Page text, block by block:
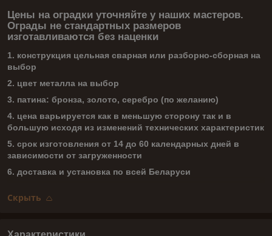
Цены на оградки уточняйте у наших мастеров.
Ограды не стандартных размеров
изготавливаются без наценки
1. конструкция цельная сварная или разборно-сборная на
выбор
2. цвет металла на выбор
3. патина: бронза, золото, серебро (по желанию)
4. цена варьируется как в меньшую сторону так и в
большую исходя из изменений технических характеристик
5. срок изготовления от 14 до 60 календарных дней в
зависимости от загруженности
6. доставка и установка по всей Беларуси
Скрыть